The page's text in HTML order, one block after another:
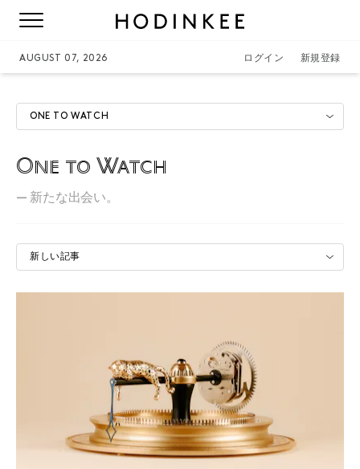
AUGUST 07, 2026 ログイン 新規登録
ONE TO WATCH
One to Watch
— 新たな出会い。
新しい記事